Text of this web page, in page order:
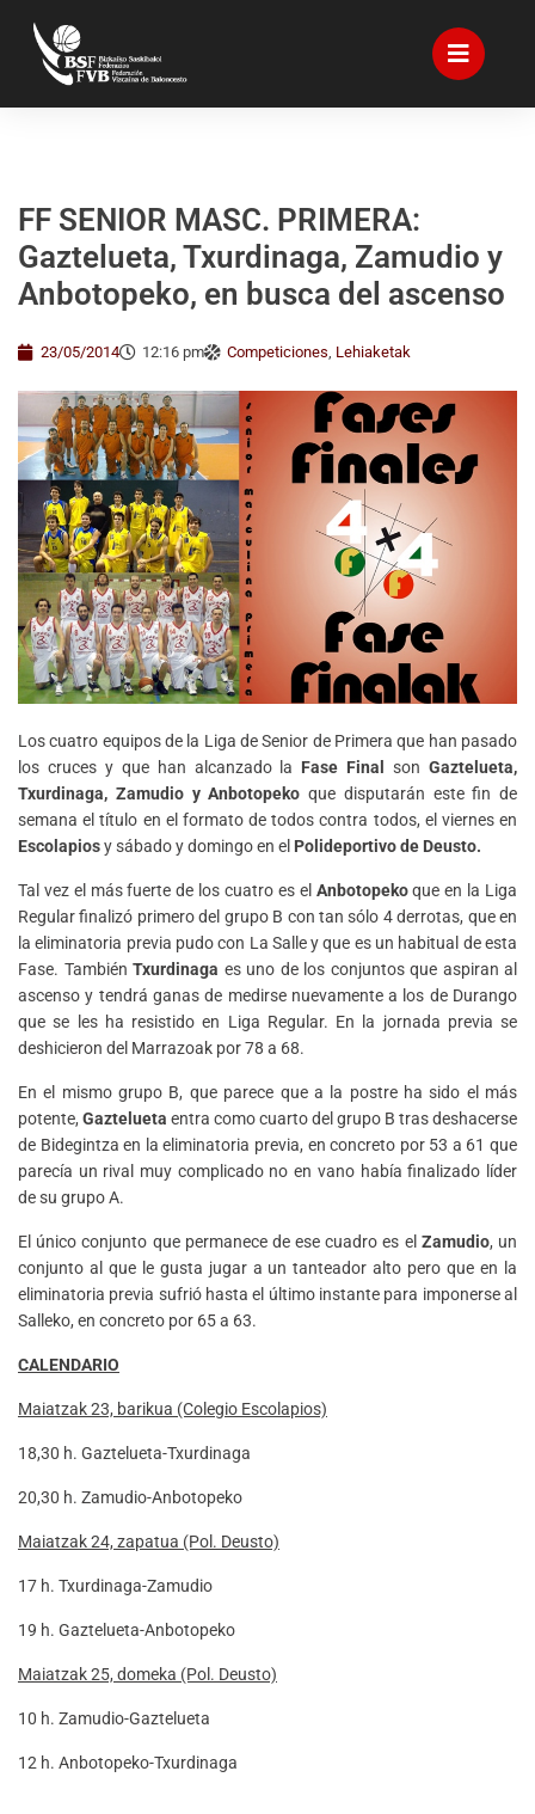
FF SENIOR MASC. PRIMERA:
Gaztelueta, Txurdinaga, Zamudio y
Anbotopeko, en busca del ascenso
23/05/2014 12:16 pm Competiciones, Lehiaketak
Los cuatro equipos de la Liga de Senior de Primera que han pasado
los cruces y que han alcanzado la Fase Final sonGaztelueta,
Txurdinaga, Zamudio y Anbotopeko que disputarán este fin de
semana el título en el formato de todos contra todos, el viernes en
Escolapiosy sábado y domingo en el Polideportivo de Deusto.
Tal vez el más fuerte de los cuatro es el Anbotopekoque en la Liga
Regular finalizó primero del grupo B con tan sólo 4 derrotas, que en
la eliminatoria previa pudo con La Salle y que es un habitual de esta
Fase. También Txurdinaga es uno de los conjuntos que aspiran al
ascenso y tendrá ganas de medirse nuevamente a los de Durango
que se les ha resistido en Liga Regular. En la jornada previa se
deshicieron del Marrazoak por 78 a 68.
En el mismo grupo B, que parece que a la postre ha sido el más
potente, Gaztelueta entra como cuarto del grupo B tras deshacerse
de Bidegintza en la eliminatoria previa, en concreto por 53 a 61 que
parecía un rival muy complicado no en vano había finalizado líder
de su grupo A.
El único conjunto que permanece de ese cuadro es el Zamudio, un
conjunto al que le gusta jugar a un tanteador alto pero que en la
eliminatoria previa sufrió hasta el último instante para imponerse al
Salleko, en concreto por 65 a 63.
CALENDARIO
Maiatzak 23, barikua (Colegio Escolapios)
18,30 h. Gaztelueta-Txurdinaga
20,30 h. Zamudio-Anbotopeko
Maiatzak 24, zapatua (Pol. Deusto)
17 h. Txurdinaga-Zamudio
19 h. Gaztelueta-Anbotopeko
Maiatzak 25, domeka (Pol. Deusto)
10 h. Zamudio-Gaztelueta
12 h. Anbotopeko-Txurdinaga